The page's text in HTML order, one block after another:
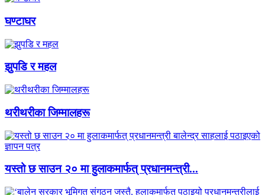
घण्टाघर
झुपडि र महल
थरीथरीका जिम्मालहरू
यस्तो छ साउन २० मा हुलाकमार्फत् प्रधानमन्त्री...